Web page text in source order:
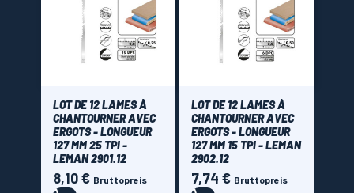
LOT DE 12 LAMES À
CHANTOURNER AVEC
ERGOTS - LONGUEUR
127 MM 25 TPI -
LEMAN 2901.12
Preis
8,10 € Bruttopreis
LOT DE 12 LAMES À
CHANTOURNER AVEC
ERGOTS - LONGUEUR
127 MM 15 TPI - LEMAN
2902.12
Preis
7,74 € Bruttopreis